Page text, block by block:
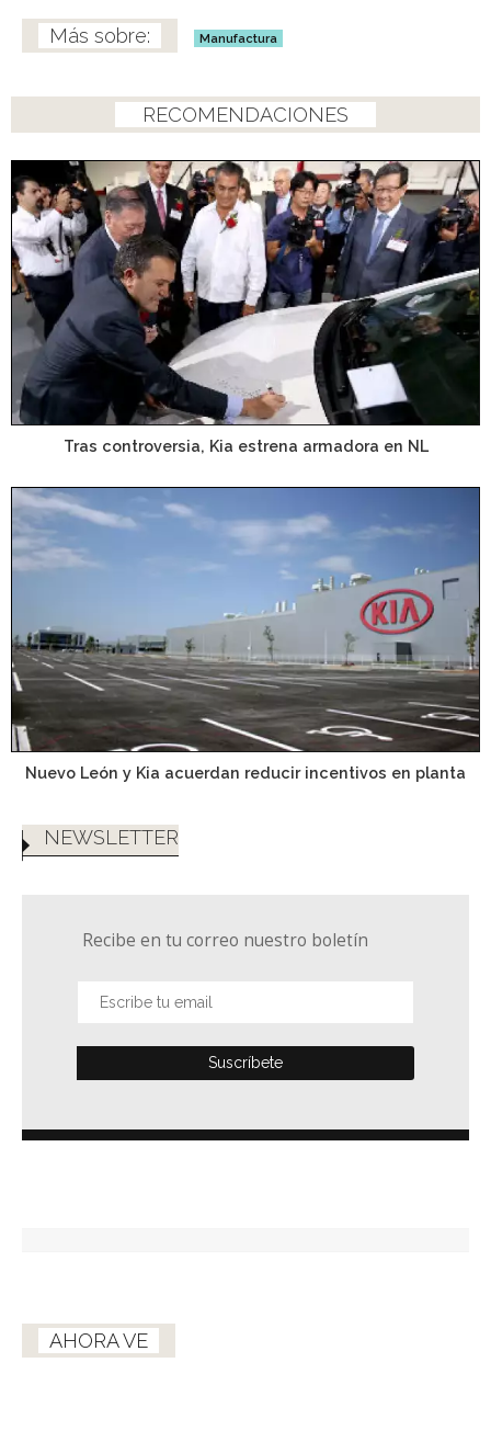
Manufactura
RECOMENDACIONES
Tras controversia, Kia estrena armadora en NL
Nuevo León y Kia acuerdan reducir incentivos en planta
NEWSLETTER
Recibe en tu correo nuestro boletín
AHORA VE